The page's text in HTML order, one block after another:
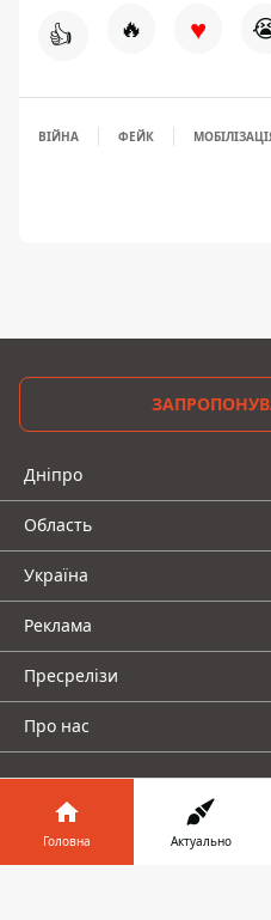
👍 🔥 ♥
ВІЙНА ФЕЙК
Дніпро
Область
Україна
Реклама
Пресрелізи
Про нас
Головна Актуально